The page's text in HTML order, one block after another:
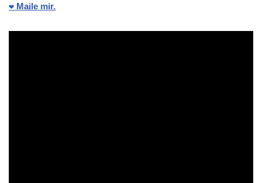
❤️ Maile mir.